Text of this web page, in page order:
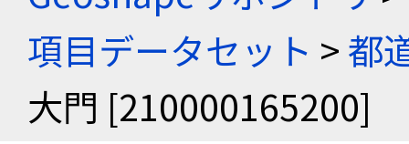
項目データセット >都
大門 [210000165200]